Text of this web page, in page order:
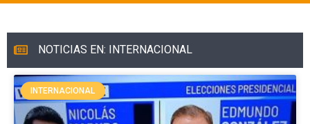
NOTICIAS EN: INTERNACIONAL
INTERNACIONAL